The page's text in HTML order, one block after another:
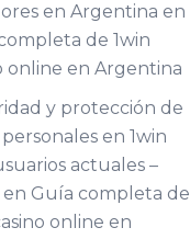
en Argentina en
de 1win
online en Argentina
y protección de
en 1win
actuales –
en Guía completa de
online en